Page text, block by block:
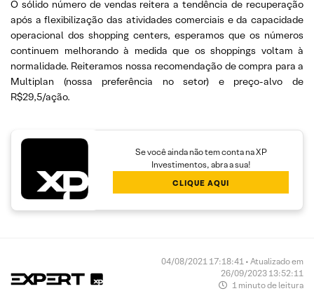
O sólido número de vendas reitera a tendência de recuperação
após a flexibilização das atividades comerciais e da capacidade
operacional dos shopping centers, esperamos que os números
continuem melhorando à medida que os shoppings voltam à
normalidade. Reiteramos nossa recomendação de compra para a
Multiplan (nossa preferência no setor) e preço-alvo de
R$29,5/ação.
Se você ainda não tem conta na XP
Investimentos, abra a sua!
CLIQUE AQUI
04/08/2021 17:18:41 • Atualizado em
26/09/2023 13:52:11
1 minuto de leitura